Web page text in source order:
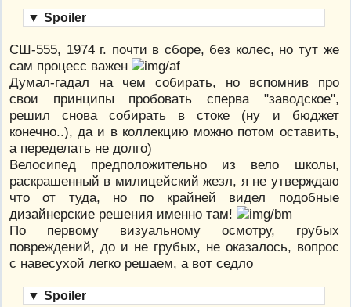
▼ Spoiler
СШ-555, 1974 г. почти в сборе, без колес, но тут же
сам процесс важен
Думал-гадал на чем собирать, но вспомнив про
свои принципы пробовать сперва "заводское",
решил снова собирать в стоке (ну и бюджет
конечно..), да и в коллекцию можно потом оставить,
а переделать не долго)
Велосипед предположительно из вело школы,
раскрашенный в милицейский жезл, я не утверждаю
что от туда, но по крайней видел подобные
дизайнерские решения именно там!
По первому визуальному осмотру, грубых
повреждений, до и не грубых, не оказалось, вопрос
с навесухой легко решаем, а вот седло
▼ Spoiler